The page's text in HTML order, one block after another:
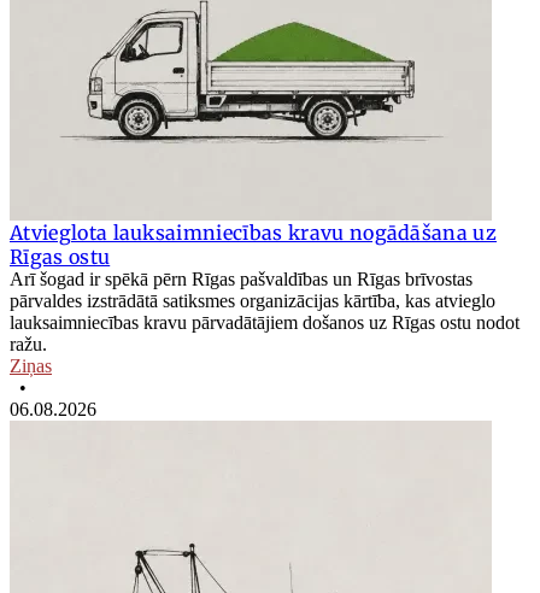
Atvieglota lauksaimniecības kravu nogādāšana uz
Rīgas ostu
Arī šogad ir spēkā pērn Rīgas pašvaldības un Rīgas brīvostas
pārvaldes izstrādātā satiksmes organizācijas kārtība, kas atvieglo
lauksaimniecības kravu pārvadātājiem došanos uz Rīgas ostu nodot
ražu.
Ziņas
•
06.08.2026